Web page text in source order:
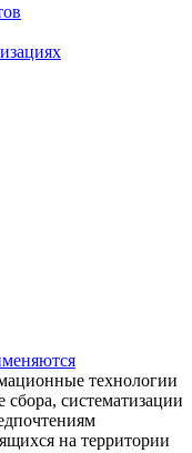
технологии
систематизации
на территории